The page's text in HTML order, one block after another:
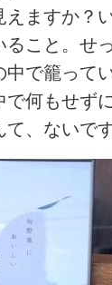
ますか？
こと。せ
で籠って
何もせず
、ないで